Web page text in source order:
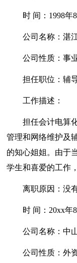
时 间：1998年8
公司名称：湛江
公司性质：事
担任职位：辅导
工作描述：
担任会计电算化
管理和网络维护及
的知心姐姐。由于
学生和喜爱的工作
离职原因：没有
时 间：20xx年8
公司名称：中山
公司性质：外